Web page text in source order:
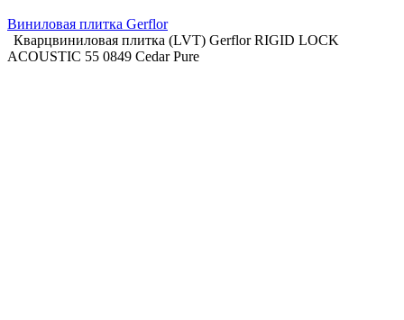
Виниловая плитка Gerflor
Кварцвиниловая плитка (LVT) Gerflor RIGID LOCK
ACOUSTIC 55 0849 Cedar Pure